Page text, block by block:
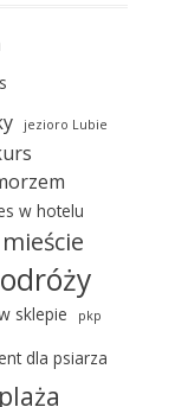
jezioro Lubie
w hotelu
sklepie pkp
dla psiarza